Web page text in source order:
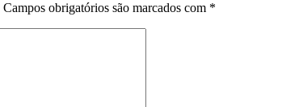
Campos obrigatórios são marcados com *